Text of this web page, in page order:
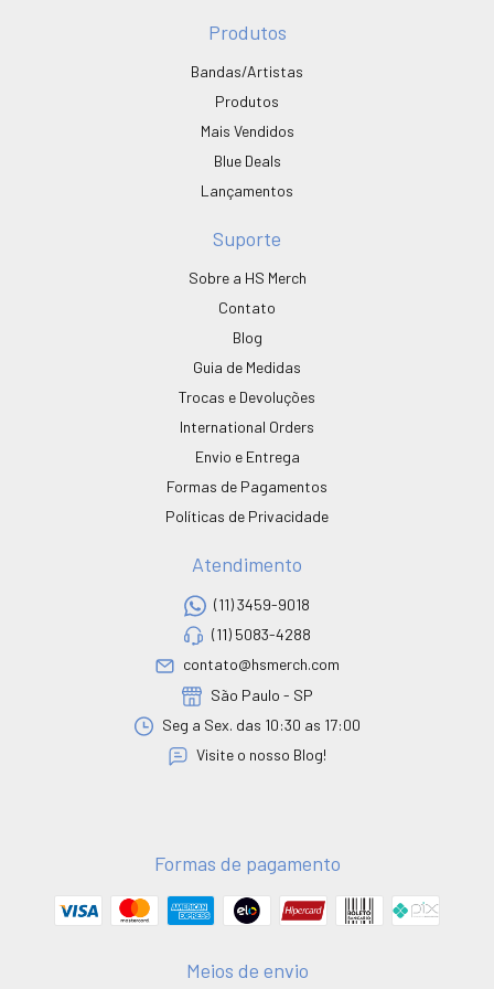
Produtos
Bandas/Artistas
Produtos
Mais Vendidos
Blue Deals
Lançamentos
Suporte
Sobre a HS Merch
Contato
Blog
Guia de Medidas
Trocas e Devoluções
International Orders
Envio e Entrega
Formas de Pagamentos
Políticas de Privacidade
Atendimento
(11) 3459-9018
(11) 5083-4288
contato@hsmerch.com
São Paulo - SP
Seg a Sex. das 10:30 as 17:00
Visite o nosso Blog!
Formas de pagamento
Meios de envio